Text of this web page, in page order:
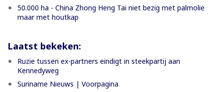
50.000 ha - China Zhong Heng Tai niet bezig met palmolie
maar met houtkap
Laatst bekeken:
Ruzie tussen ex-partners eindigt in steekpartij aan
Kennedyweg
Suriname Nieuws | Voorpagina